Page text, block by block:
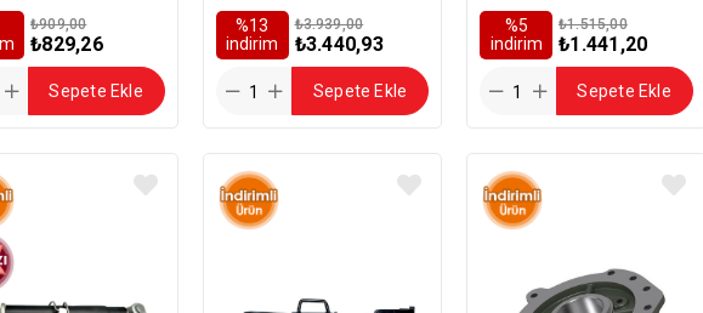
₺829,26
₺909,00
Sepete Ekle
%13
i̇ndirim
₺3.440,93
₺3.939,00
Sepete Ekle
%5
i̇ndirim
₺1.441,20
₺1.515,00
Sepete Ekle